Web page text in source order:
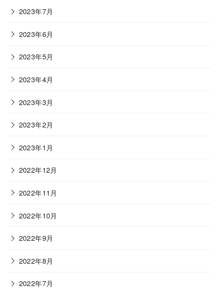
2023年7月
2023年6月
2023年5月
2023年4月
2023年3月
2023年2月
2023年1月
2022年12月
2022年11月
2022年10月
2022年9月
2022年8月
2022年7月